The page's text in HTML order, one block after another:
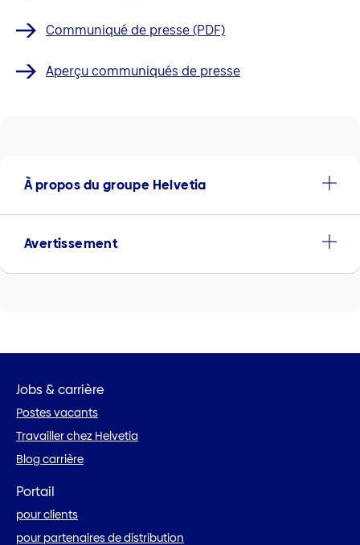
Communiqué de presse (PDF)
Aperçu communiqués de presse
À propos du groupe Helvetia
Avertissement
Jobs & carrière
Postes vacants
Travailler chez Helvetia
Blog carrière
Portail
pour clients
pour partenaires de distribution